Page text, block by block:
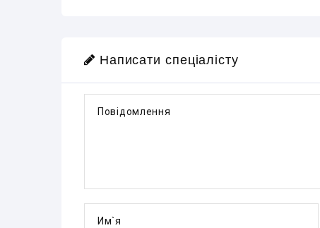
Написати спеціалісту
Повідомлення
Им`я